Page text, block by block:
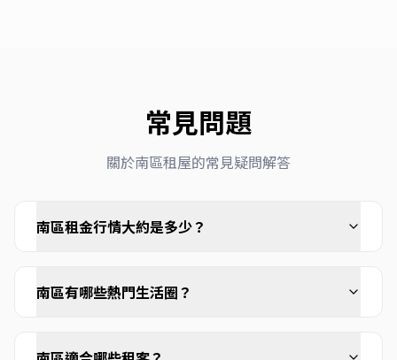
常見問題
關於南區租屋的常見疑問解答
南區租金行情大約是多少？
南區有哪些熱門生活圈？